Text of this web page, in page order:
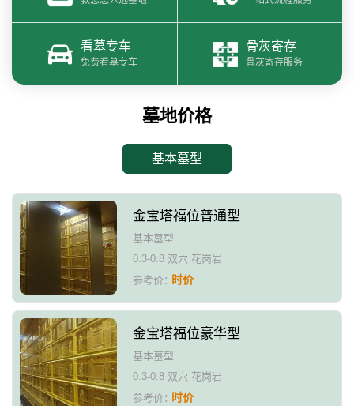
看墓专车
免费看墓专车
骨灰寄存
骨灰寄存服务
墓地价格
基本墓型
金宝塔福位普通型
基本墓型
0.3-0.8 双穴 花岗岩
参考价：时价
金宝塔福位豪华型
基本墓型
0.3-0.8 双穴 花岗岩
参考价：时价